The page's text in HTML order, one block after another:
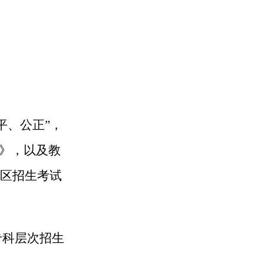
、公正”，
，以及教
招生考试
层次招生